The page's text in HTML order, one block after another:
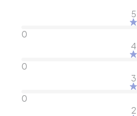
5
0
4
0
3
0
2